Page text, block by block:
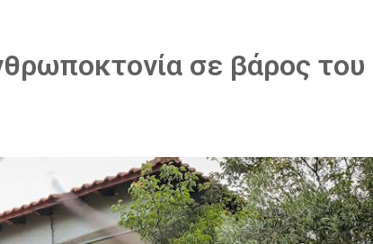
σε βάρος του